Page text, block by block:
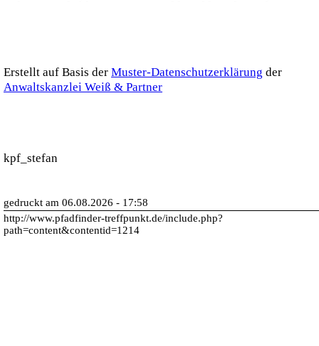
Erstellt auf Basis der Muster-Datenschutzerklärung der
Anwaltskanzlei Weiß & Partner
kpf_stefan
gedruckt am 06.08.2026 - 17:58
http://www.pfadfinder-treffpunkt.de/include.php?
path=content&contentid=1214